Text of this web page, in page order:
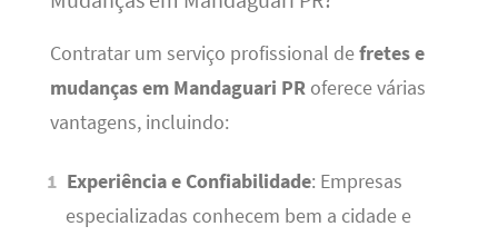
Contratar um serviço profissional defretes e
mudanças em Mandaguari PRoferece várias
vantagens, incluindo:
Experiência e Confiabilidade: Empresas
especializadas conhecem bem a cidade e